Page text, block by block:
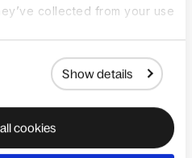
collected from your use
Show details
cookies
로 제한됩니다.
사내 팀으로 지원 인력
경로를 직접 관리